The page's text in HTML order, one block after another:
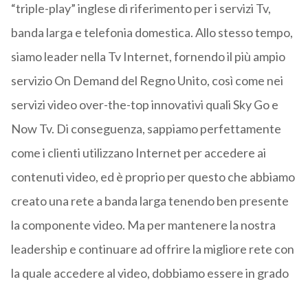
“triple-play” inglese di riferimento per i servizi Tv,
banda larga e telefonia domestica. Allo stesso tempo,
siamo leader nella Tv Internet, fornendo il più ampio
servizio On Demand del Regno Unito, così come nei
servizi video over-the-top innovativi quali Sky Go e
Now Tv. Di conseguenza, sappiamo perfettamente
come i clienti utilizzano Internet per accedere ai
contenuti video, ed è proprio per questo che abbiamo
creato una rete a banda larga tenendo ben presente
la componente video. Ma per mantenere la nostra
leadership e continuare ad offrire la migliore rete con
la quale accedere al video, dobbiamo essere in grado